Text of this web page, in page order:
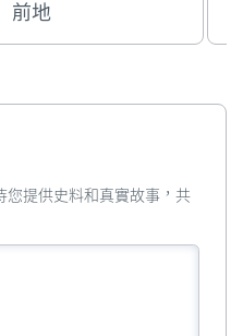
前地
您提供史料和真實故事，共